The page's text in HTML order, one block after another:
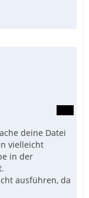
deine Datei
vielleicht
in der
ausführen, da